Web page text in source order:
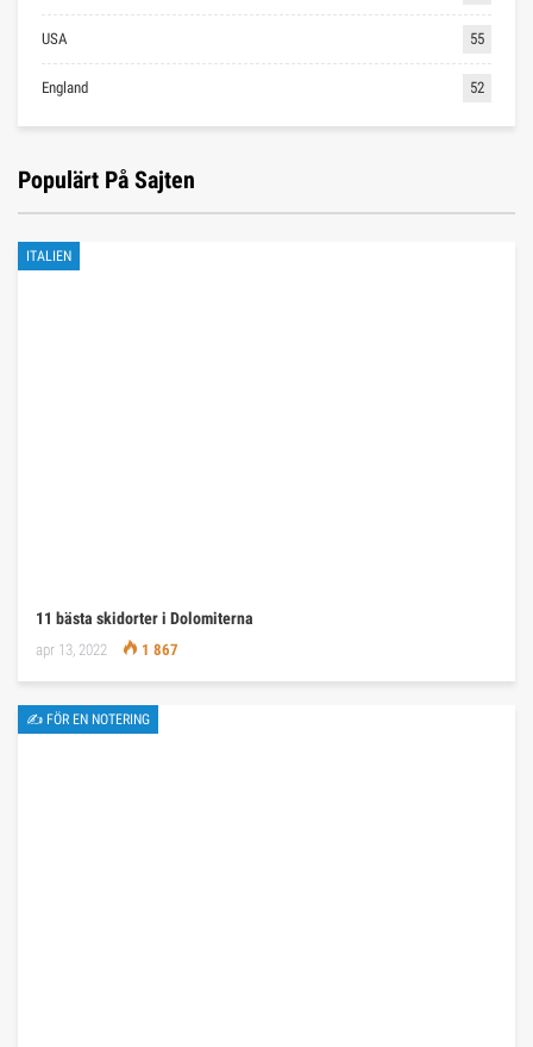
USA 55
England 52
Populärt På Sajten
ITALIEN
11 bästa skidorter i Dolomiterna
apr 13, 2022 1 867
✍ FÖR EN NOTERING